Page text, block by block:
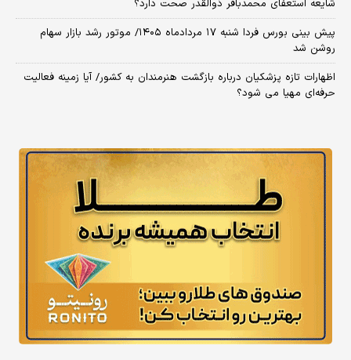
شایعه استعفای محمدباقر ذوالقدر صحت دارد؟
پیش بینی بورس فردا شنبه ۱۷ مردادماه ۱۴۰۵/ موتور رشد بازار سهام
روشن شد
اظهارات تازه پزشکیان درباره بازگشت هنرمندان به کشور/ آیا زمینه فعالیت
حرفه‌ای مهیا می شود؟